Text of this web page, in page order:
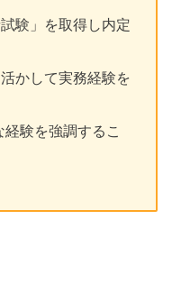
験」を取得し内定
かして実務経験を
験を強調するこ